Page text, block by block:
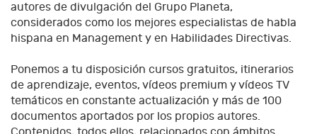
autores de divulgación del Grupo Planeta,
considerados como los mejores especialistas de habla
hispana en Management y en Habilidades Directivas.
Ponemos a tu disposición cursos gratuitos, itinerarios
de aprendizaje, eventos, vídeos premium y vídeos TV
temáticos en constante actualización y más de 100
documentos aportados por los propios autores.